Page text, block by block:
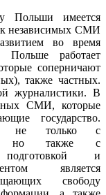
Польши имеется
независимых СМИ
во время
Польше работает
соперничают
также частных.
журналистики. В
СМИ, которые
государство.
не только с
но также с
подготовкой и
является
свободу